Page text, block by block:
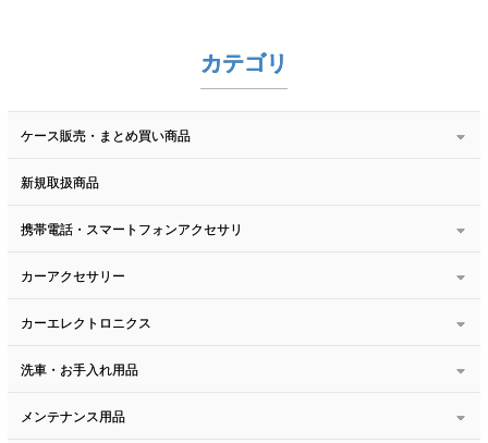
カテゴリ
ケース販売・まとめ買い商品
新規取扱商品
携帯電話・スマートフォンアクセサリ
カーアクセサリー
カーエレクトロニクス
洗車・お手入れ用品
メンテナンス用品